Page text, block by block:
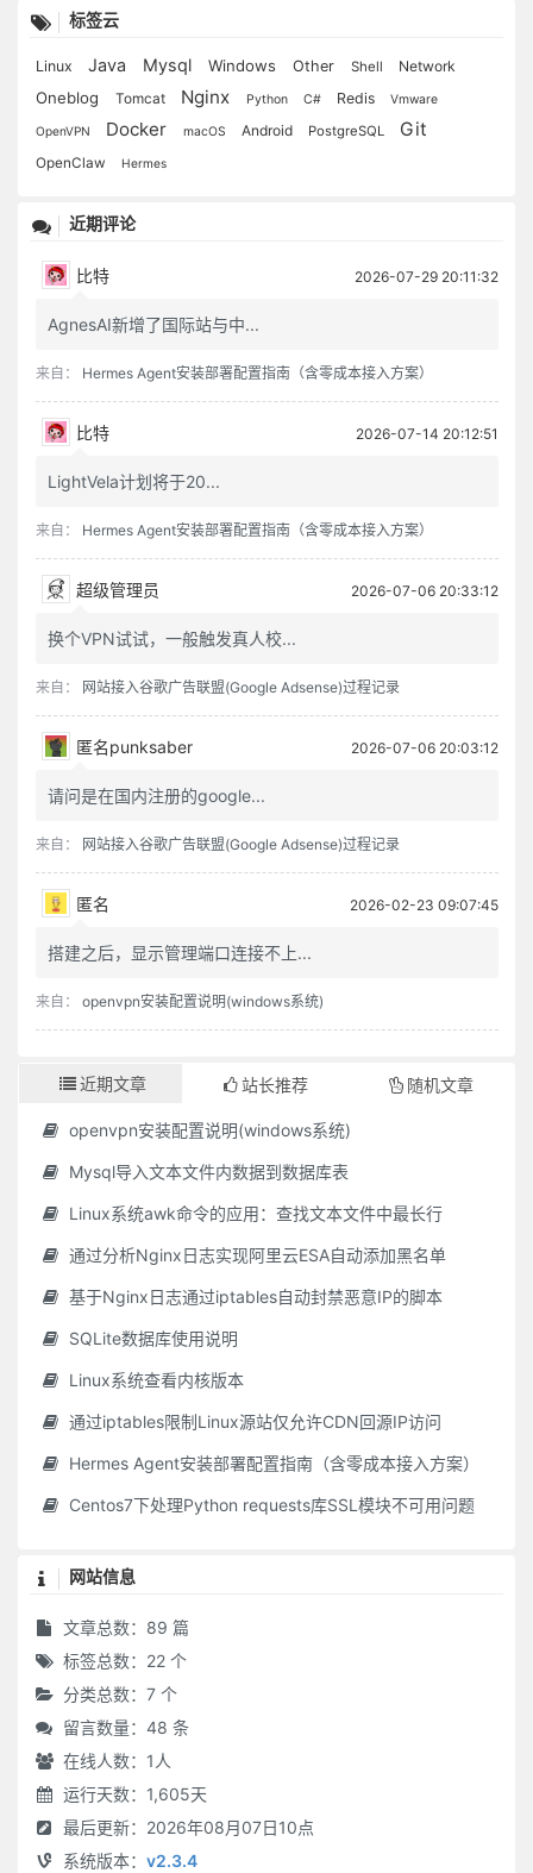
标签云
Linux Java Mysql Windows Other Shell Network
Oneblog Tomcat Nginx Python C# Redis Vmware
OpenVPN Docker macOS Android PostgreSQL Git
OpenClaw Hermes
近期评论
比特 2026-07-29 20:11:32
AgnesAI新增了国际站与中...
来自： Hermes Agent安装部署配置指南（含零成本接入方案）
比特 2026-07-14 20:12:51
LightVela计划将于20...
来自： Hermes Agent安装部署配置指南（含零成本接入方案）
超级管理员 2026-07-06 20:33:12
换个VPN试试，一般触发真人校...
来自： 网站接入谷歌广告联盟(Google Adsense)过程记录
匿名punksaber 2026-07-06 20:03:12
请问是在国内注册的google...
来自： 网站接入谷歌广告联盟(Google Adsense)过程记录
匿名 2026-02-23 09:07:45
搭建之后，显示管理端口连接不上...
来自： openvpn安装配置说明(windows系统)
近期文章 站长推荐 随机文章
openvpn安装配置说明(windows系统)
Mysql导入文本文件内数据到数据库表
Linux系统awk命令的应用：查找文本文件中最长行
通过分析Nginx日志实现阿里云ESA自动添加黑名单
基于Nginx日志通过iptables自动封禁恶意IP的脚本
SQLite数据库使用说明
Linux系统查看内核版本
通过iptables限制Linux源站仅允许CDN回源IP访问
Hermes Agent安装部署配置指南（含零成本接入方案）
Centos7下处理Python requests库SSL模块不可用问题
网站信息
文章总数：89 篇
标签总数：22 个
分类总数：7 个
留言数量：48 条
在线人数： 1 人
运行天数：1,605天
最后更新：2026年08月07日10点
系统版本： v2.3.4